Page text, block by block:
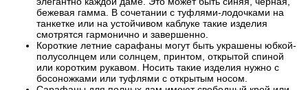
бежевая гамма. В сочетании с туфлями-лодочками на
танкетке или на устойчивом каблуке такие изделия
смотрятся гармонично и завершенно.
Короткие летние сарафаны могут быть украшены юбкой-
полусолнцем или солнцем, принтом, открытой спиной
или коротким рукавом. Носить такие изделия нужно с
босоножками или туфлями с открытым носом.